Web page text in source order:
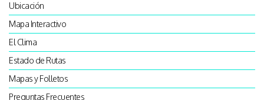
Ubicación
Mapa Interactivo
El Clima
Estado de Rutas
Mapas y Folletos
Preguntas Frecuentes